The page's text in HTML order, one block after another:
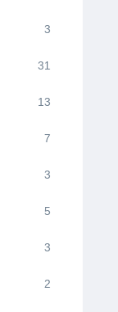
3
31
13
7
3
5
3
2